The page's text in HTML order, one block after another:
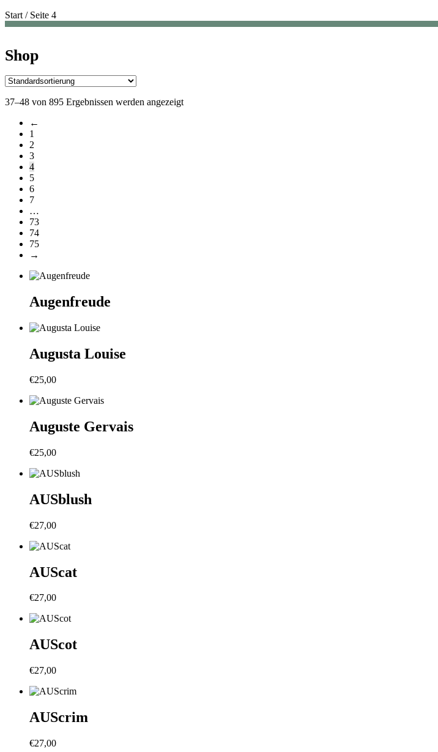
Start / Seite 4
Shop
37–48 von 895 Ergebnissen werden angezeigt
←
1
2
3
4
5
6
7
…
73
74
75
→
Augenfreude
Augusta Louise
€25,00
Auguste Gervais
€25,00
AUSblush
€27,00
AUScat
€27,00
AUScot
€27,00
AUScrim
€27,00